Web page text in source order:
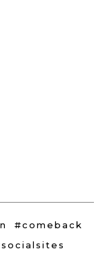
#comeback